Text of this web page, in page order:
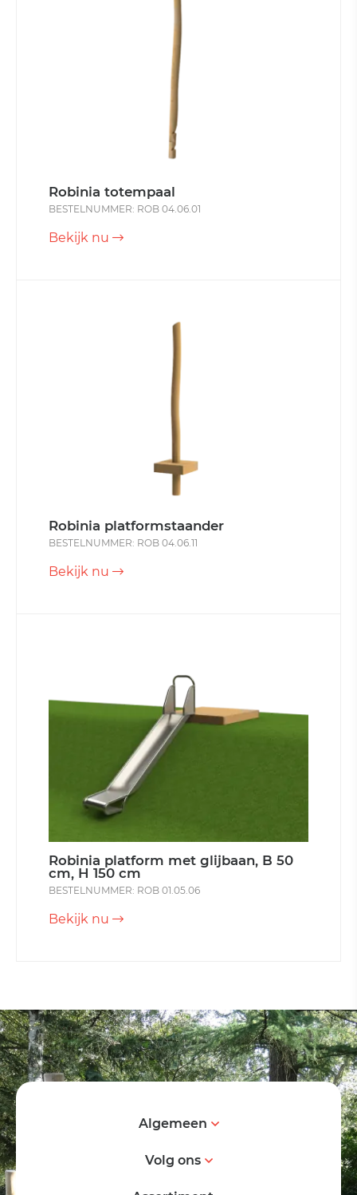
Robinia totempaal
BESTELNUMMER: ROB 04.06.01
Bekijk nu
Robinia platformstaander
BESTELNUMMER: ROB 04.06.11
Bekijk nu
Robinia platform met glijbaan, B 50
cm, H 150 cm
BESTELNUMMER: ROB 01.05.06
Bekijk nu
Algemeen
Volg ons